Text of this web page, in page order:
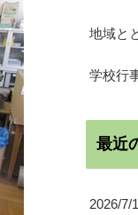
地域と
学校行
最近
2026/